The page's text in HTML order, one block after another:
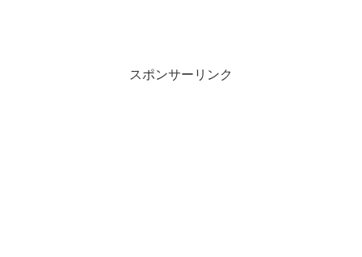
スポンサーリンク